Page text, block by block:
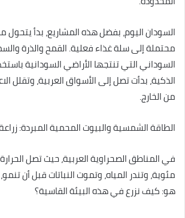
السودان اليوم، بفضل هذه المشاريع، بدأ يتحول
محتملة إلى سلة غذاء فعلية. القمح والذرة
السوداني التي تنتجها الأراضي السودانية
الذكية، بدأت تصل إلى الأسواق العربية، وتقلل
من الخارج.
الطاقة الشمسية والبيوت المحمية المبردة:
في المناطق الصحراوية العربية، حيث تصل
مئوية، وتندر المياه، وتموت النباتات قبل أن
هو: كيف نزرع في هذه البيئة القاسية؟